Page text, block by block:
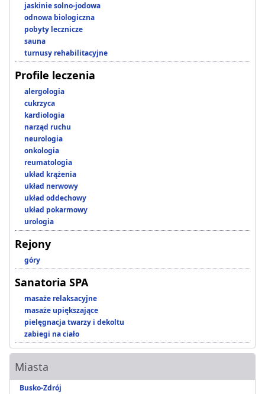
jaskinie solno-jodowa
odnowa biologiczna
pobyty lecznicze
sauna
turnusy rehabilitacyjne
Profile leczenia
alergologia
cukrzyca
kardiologia
narząd ruchu
neurologia
onkologia
reumatologia
układ krążenia
układ nerwowy
układ oddechowy
układ pokarmowy
urologia
Rejony
góry
Sanatoria SPA
masaże relaksacyjne
masaże upiększające
pielęgnacja twarzy i dekoltu
zabiegi na ciało
Miasta
Busko-Zdrój